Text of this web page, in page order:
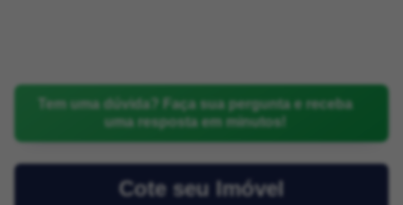
Tem uma dúvida? Faça sua pergunta e receba
uma resposta em minutos!
Cote seu Imóvel